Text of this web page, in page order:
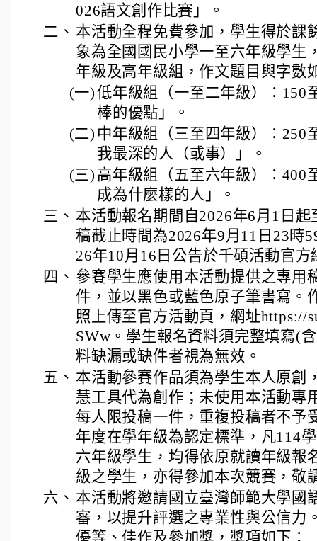
026語文創作比賽」。
二、 本活動全程免費參加，學生得於課
象為全國國民小學一至六年級學生
年級及高年級組，作文題目與字數
(一)低年級組（一至二年級）：150
棒的優點」。
(二) 中年級組（三至四年級）：250
我最深的人（或事）」。
(三) 高年級組（五至六年級）：400
成為什麼樣的人」。
三、 本活動報名期間自2026年6月1日
稿截止時間為2026年9月11日23時
26年10月16日公告於千碩活動官
四、 參賽學生應使用本活動提供之專用
件，並以黑色或藍色原子筆書寫。
照上傳至官方活動頁，網址https://
SWw。學生報名資料須完整填寫(
料缺漏或缺件者視為無效。
五、 本活動參賽作品須為學生本人原創
慧工具代為創作；未使用本活動專
每人限投稿一件，重複投稿者不予
年度在學年級為認定標準，凡114
六年級學生，均得依原就讀年級報
級之學生，亦得參加本次競賽，敬
六、 本活動將邀請國立臺灣師範大學國
審，以提升評選之專業性與公信力
優等、佳作及參加獎，獎項如下：